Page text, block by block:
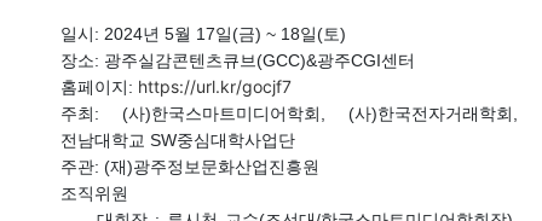
일시: 2024년 5월 17일(금) ~ 18일(토)
장소: 광주실감콘텐츠큐브(GCC)&광주CGI센터
홈페이지: https://url.kr/gocjf7
주최: (사)한국스마트미디어학회 , (사)한국전자거래학회,
전남대학교 SW중심대학사업단
주관: (재)광주정보문화산업진흥원
조직위원